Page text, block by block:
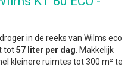
in de reeks van Wilms eco
tot57 liter per dag . Makkelijk
kleinere ruimtes tot 300 m² te